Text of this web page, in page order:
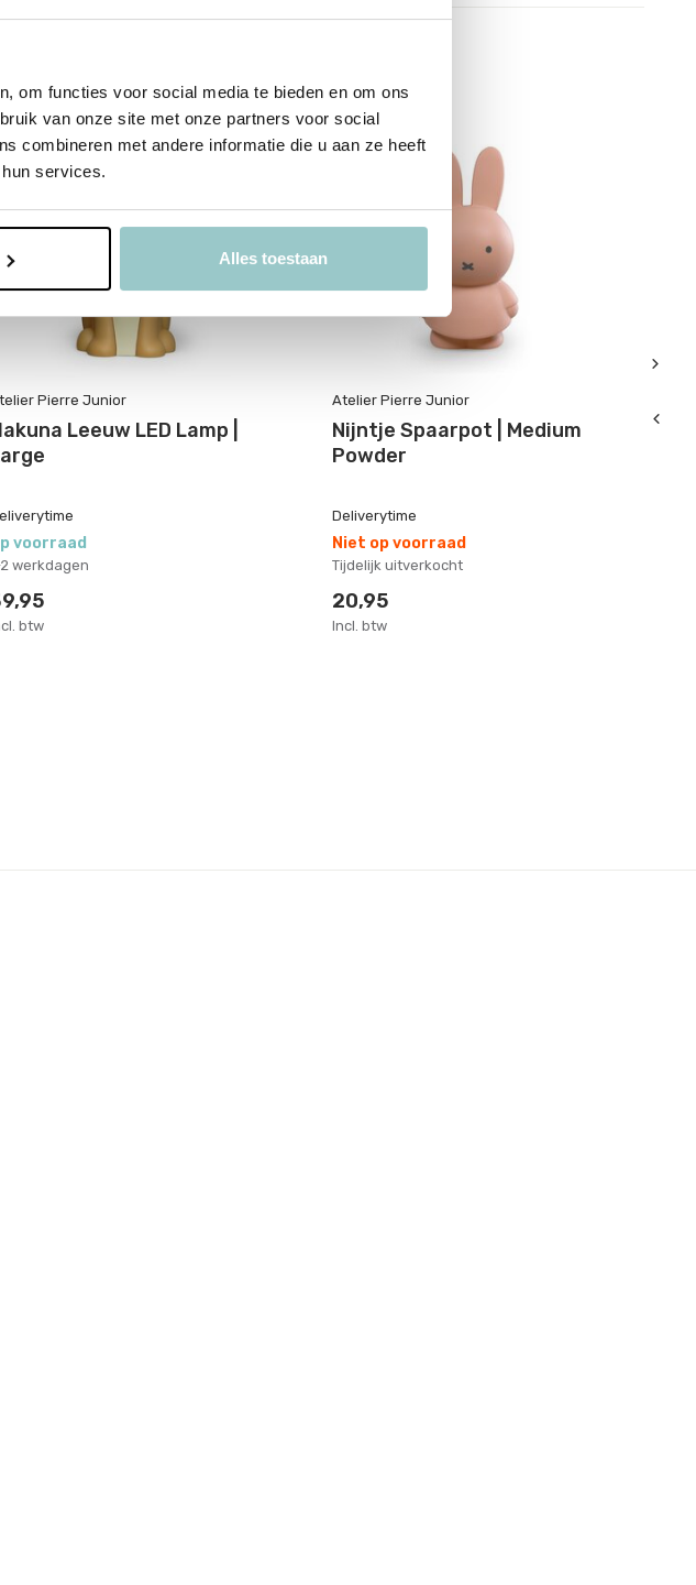
om functies voor social media te bieden en om ons
van onze site met onze partners voor social
combineren met andere informatie die u aan ze heeft
services.
Alles toestaan
Pierre Junior
Leeuw LED Lamp |
voorraad
werkdagen
btw
Atelier Pierre Junior
Nijntje Spaarpot | Medium
Powder
Deliverytime
Niet op voorraad
Tijdelijk uitverkocht
20,95
Incl. btw